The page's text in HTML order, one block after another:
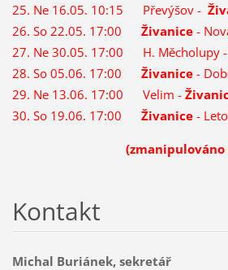
25. Ne 16.05. 10:15 Převýšov -
26. So 22.05. 17:00 Živanice-
27. Ne 30.05. 17:00 H. Měcholupy -
28. So 05.06. 17:00 Živanice-
29. Ne 13.06. 17:00 Velim -
30. So 19.06. 17:00
Živanice-
(zmanipulováno na
Kontakt
Michal Buriánek, sekretář